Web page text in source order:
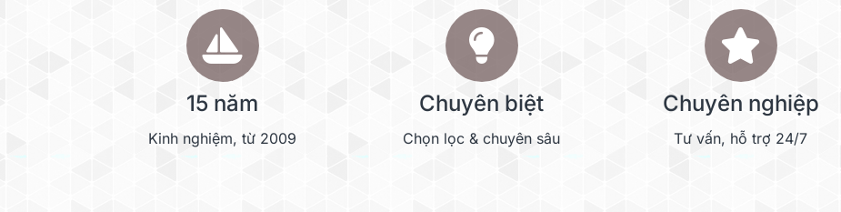
15 năm
Kinh nghiệm, từ 2009
Chuyên biệt
Chọn lọc & chuyên sâu
Chuyên nghiệp
Tư vấn, hỗ trợ 24/7